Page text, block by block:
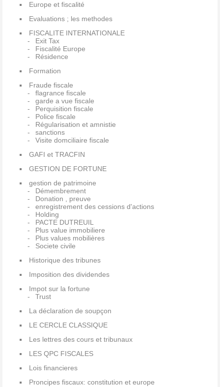
Europe et fiscalité
Evaluations ; les methodes
FISCALITE INTERNATIONALE
Exit Tax
Fiscalité Europe
Résidence
Formation
Fraude fiscale
flagrance fiscale
garde a vue fiscale
Perquisition fiscale
Police fiscale
Régularisation et amnistie
sanctions
Visite domciliaire fiscale
GAFI et TRACFIN
GESTION DE FORTUNE
gestion de patrimoine
Démembrement
Donation , preuve
enregistrement des cessions d'actions
Holding
PACTE DUTREUIL
Plus value immobiliere
Plus values mobilières
Societe civile
Historique des tribunes
Imposition des dividendes
Impot sur la fortune
Trust
La déclaration de soupçon
LE CERCLE CLASSIQUE
Les lettres des cours et tribunaux
LES QPC FISCALES
Lois financieres
Proncipes fiscaux: constitution et europe